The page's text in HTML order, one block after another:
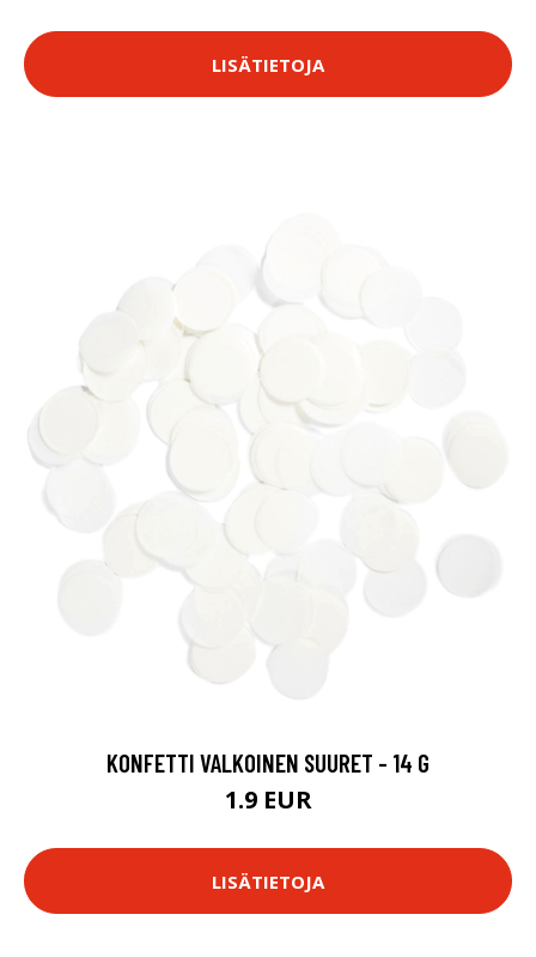
LISÄTIETOJA
KONFETTI VALKOINEN SUURET - 14 G
1.9 EUR
LISÄTIETOJA